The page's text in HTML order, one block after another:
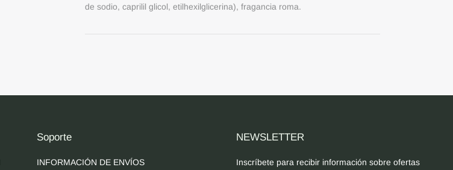
de sodio, caprilil glicol, etilhexilglicerina), fragancia roma.
Soporte
INFORMACIÓN DE ENVÍOS
NEWSLETTER
Inscríbete para recibir información sobre ofertas